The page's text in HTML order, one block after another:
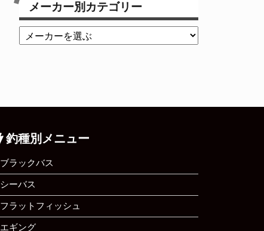
メーカー別カテゴリー
釣種別メニュー
ブラックバス
シーバス
フラットフィッシュ
エギング